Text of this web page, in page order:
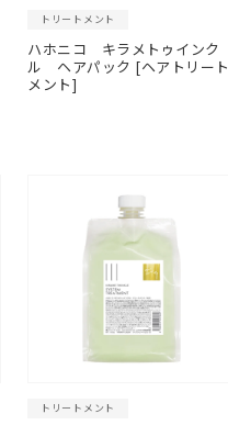
トリートメント
ハホニコ キラメトゥインク
ル ヘアパック [ヘアトリート
メント]
トリートメント